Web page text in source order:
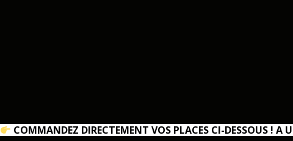
COMMANDEZ DIRECTEMENT VOS PLACES CI-DESSOUS ! A